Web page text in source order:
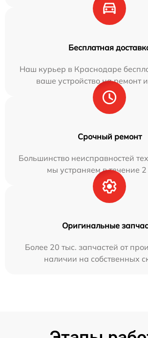
Бесплатная
Наш курьер в Краснодаре
ваше устройство на ремонт
Срочный ремонт
Большинство неисправностей
мы устраняем в течение 2
Оригинальные
Более 20 тыс. запчастей от
наличии на собственных